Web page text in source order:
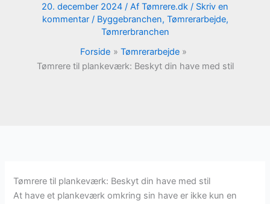
20. december 2024 / Af Tømrere.dk / Skriv en
kommentar / Byggebranchen, Tømrerarbejde,
Tømrerbranchen
Forside
Tømrerarbejde
Tømrere til plankeværk: Beskyt din have med stil
Tømrere til plankeværk: Beskyt din have med stil
At have et plankeværk omkring sin have er ikke kun en